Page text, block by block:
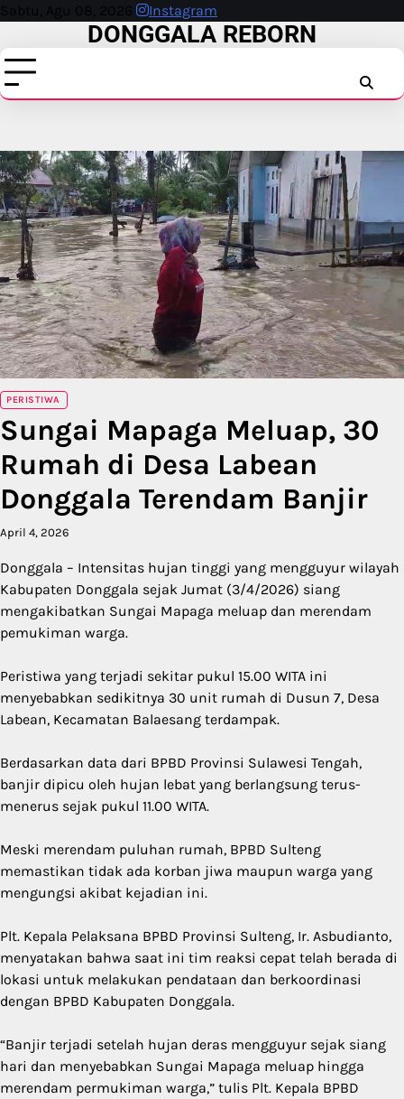
Skip
content
Sabtu, Agu 08, 2026 Instagram
DONGGALA REBORN
PERISTIWA
Sungai Mapaga Meluap, 30
Rumah di Desa Labean
Donggala Terendam Banjir
April 4, 2026
Donggala – Intensitas hujan tinggi yang mengguyur wilayah
Kabupaten Donggala sejak Jumat (3/4/2026) siang
mengakibatkan Sungai Mapaga meluap dan merendam
pemukiman warga.
Peristiwa yang terjadi sekitar pukul 15.00 WITA ini
menyebabkan sedikitnya 30 unit rumah di Dusun 7, Desa
Labean, Kecamatan Balaesang terdampak.
Berdasarkan data dari BPBD Provinsi Sulawesi Tengah,
banjir dipicu oleh hujan lebat yang berlangsung terus-
menerus sejak pukul 11.00 WITA.
Meski merendam puluhan rumah, BPBD Sulteng
memastikan tidak ada korban jiwa maupun warga yang
mengungsi akibat kejadian ini.
Plt. Kepala Pelaksana BPBD Provinsi Sulteng, Ir. Asbudianto,
menyatakan bahwa saat ini tim reaksi cepat telah berada di
lokasi untuk melakukan pendataan dan berkoordinasi
dengan BPBD Kabupaten Donggala.
“Banjir terjadi setelah hujan deras mengguyur sejak siang
hari dan menyebabkan Sungai Mapaga meluap hingga
merendam permukiman warga,” tulis Plt. Kepala BPBD